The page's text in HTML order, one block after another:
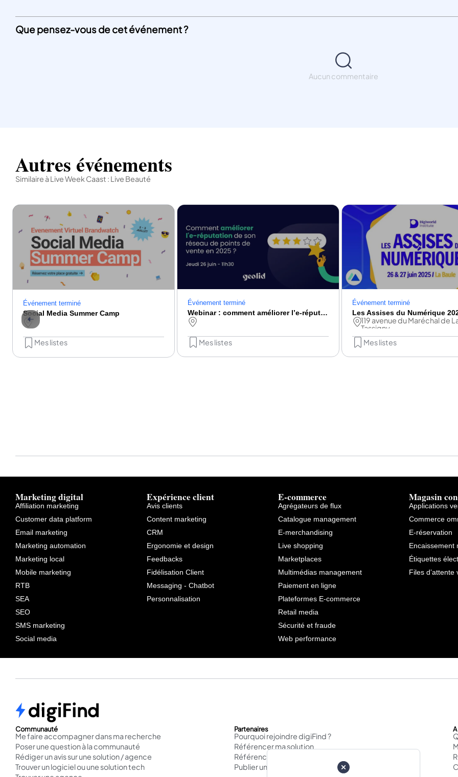
Que pensez-vous de cet événement ?
Aucun commentaire
Autres événements
Similaire à Live Week Caast : Live Beauté
Événement terminé
Social Media Summer Camp
Mes listes
Événement terminé
Webinar : comment améliorer l’e-réputation de son réseau de points de vente en 2025 ?
Mes listes
Événement terminé
Les Assises du Numérique
119 avenue du Maréchal de
Tassigny
Mes listes
Marketing digital
Affiliation marketing
Customer data platform
Email marketing
Marketing automation
Marketing local
Mobile marketing
RTB
SEA
SEO
SMS marketing
Social media
Expérience client
Avis clients
Content marketing
CRM
Ergonomie et design
Feedbacks
Fidélisation Client
Messaging - Chatbot
Personnalisation
E-commerce
Agrégateurs de flux
Catalogue management
E-merchandising
Live shopping
Marketplaces
Multimédias management
Paiement en ligne
Plateformes E-commerce
Retail media
Sécurité et fraude
Web performance
Magasin
Applications
Commerce
E-réservation
Encaissement
Étiquettes
Files d’attente
Communauté
Me faire accompagner dans ma recherche
Poser une question à la communauté
Rédiger un avis sur une solution / agence
Trouver un logiciel ou une solution tech
Partenaires
Pourquoi rejoindre digiFind ?
Référencer ma solution
Référencer mon agence
Publier un cas d'usage